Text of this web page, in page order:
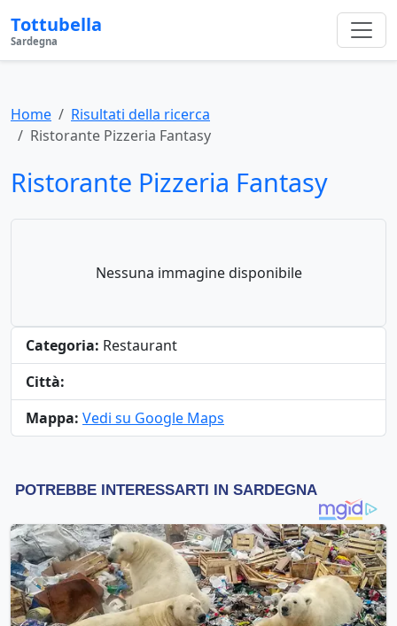
Tottubella
Sardegna
Home
Risultati della ricerca
Ristorante Pizzeria Fantasy
Ristorante Pizzeria Fantasy
Nessuna immagine disponibile
Categoria: Restaurant
Città:
Mappa: Vedi su Google Maps